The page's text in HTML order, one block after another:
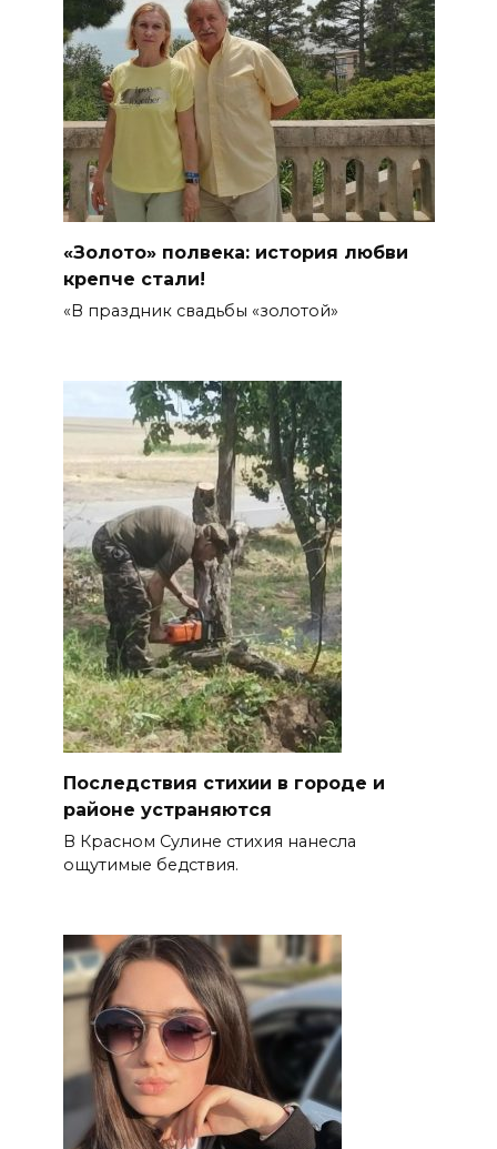
«Золото» полвека: история любви
крепче стали!
«В праздник свадьбы «золотой»
Последствия стихии в городе и
районе устраняются
В Красном Сулине стихия нанесла
ощутимые бедствия.